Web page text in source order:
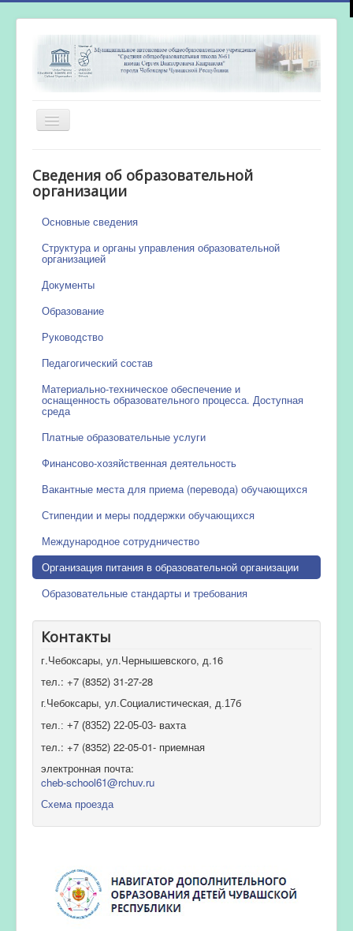
Включить/
выключить
Новости
Сведения об образовательной
организации
Основные сведения
Структура и органы управления образовательной
организацией
Документы
Образование
Руководство
Педагогический состав
Материально-техническое обеспечение и
оснащенность образовательного процесса. Доступная
среда
Платные образовательные услуги
Финансово-хозяйственная деятельность
Вакантные места для приема (перевода) обучающихся
Стипендии и меры поддержки обучающихся
Международное сотрудничество
Организация питания в образовательной организации
Образовательные стандарты и требования
Контакты
г.Чебоксары, ул.Чернышевского, д.16
тел.: +7 (8352) 31-27-28
г.Чебоксары, ул.Социалистическая, д.17б
тел.: +7 (8352) 22-05-03- вахта
тел.: +7 (8352) 22-05-01- приемная
электронная почта:
cheb-school61@rchuv.ru
Схема проезда